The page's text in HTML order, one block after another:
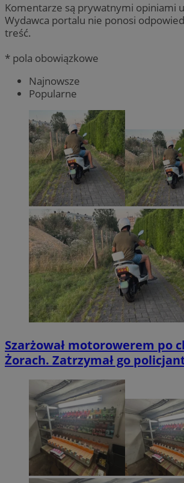
Komentarze są prywatnymi opiniami
Wydawca portalu nie ponosi
treść.
* pola obowiązkowe
Najnowsze
Popularne
Szarżował motorowerem po
Żorach. Zatrzymał go